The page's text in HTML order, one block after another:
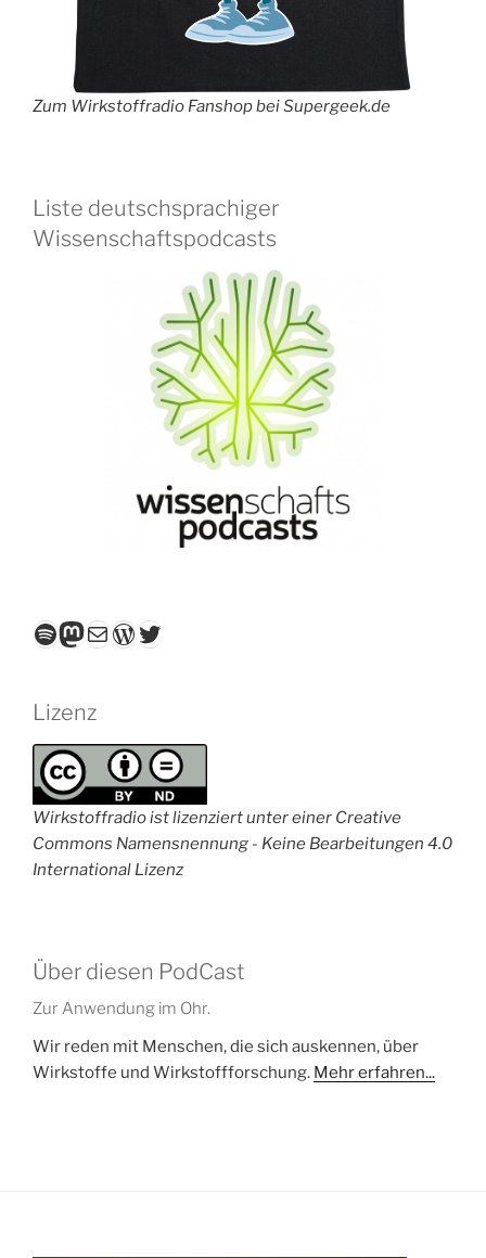
Zum Wirkstoffradio Fanshop bei Supergeek.de
Liste deutschsprachiger
Wissenschaftspodcasts
Spotify
Mastodon
E-MailWordPress
Twitter
Lizenz
Wirkstoffradio ist lizenziert unter einer Creative
Commons Namensnennung - Keine Bearbeitungen 4.0
International Lizenz
Über diesen PodCast
Zur Anwendung im Ohr.
Wir reden mit Menschen, die sich auskennen, über
Wirkstoffe und Wirkstoffforschung. Mehr erfahren...